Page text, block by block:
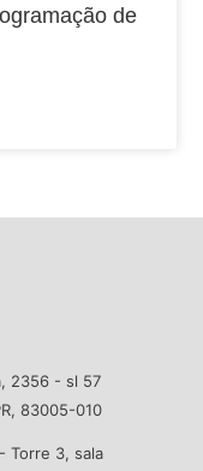
de
2356 - sl 57
83005-010
Torre 3, sala